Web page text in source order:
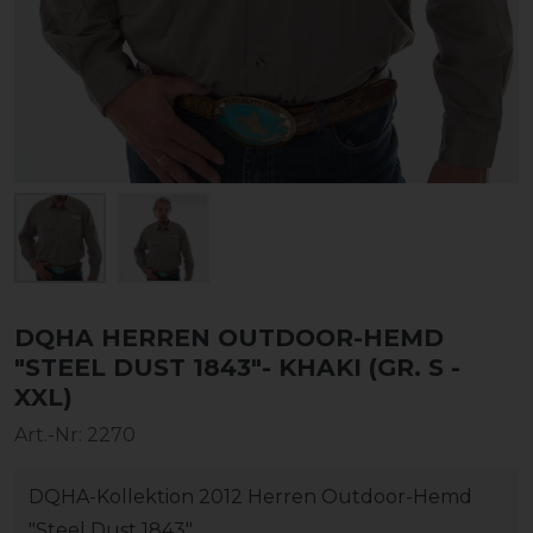
DQHA HERREN OUTDOOR-HEMD
"STEEL DUST 1843"- KHAKI (GR. S -
XXL)
Art.-Nr: 2270
DQHA-Kollektion 2012 Herren Outdoor-Hemd